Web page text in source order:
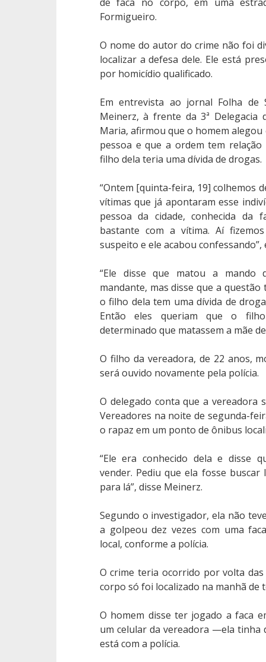
Formigueiro.
O nome do autor do crime não foi
localizar a defesa dele. Ele está
por homicídio qualificado.
Em entrevista ao jornal Folha de
Meinerz, à frente da 3ª Delegacia
Maria, afirmou que o homem
pessoa e que a ordem tem
filho dela teria uma dívida de drogas.
“Ontem [quinta-feira, 19] colhemos
vítimas que já apontaram esse
pessoa da cidade, conhecida da
bastante com a vítima. Aí
suspeito e ele acabou
“Ele disse que matou a mando
mandante, mas disse que a
o filho dela tem uma dívida de
Então eles queriam que o
determinado que matassem a mãe
O filho da vereadora, de 22 anos,
será ouvido novamente pela polícia.
O delegado conta que a vereadora
Vereadores na noite de segunda-
o rapaz em um ponto de ônibus
“Ele era conhecido dela e disse
vender. Pediu que ela fosse buscar
para lá”, disse Meinerz.
Segundo o investigador, ela não
a golpeou dez vezes com uma
local, conforme a polícia.
O crime teria ocorrido por volta
corpo só foi localizado na manhã de
O homem disse ter jogado a faca
um celular da vereadora —ela tinha
está com a polícia.